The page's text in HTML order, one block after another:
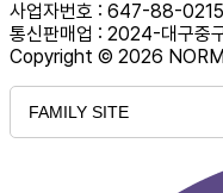
사업자번호 : 647-88-
통신판매업 : 2024-대구중
Copyright © 2026
FAMILY SITE